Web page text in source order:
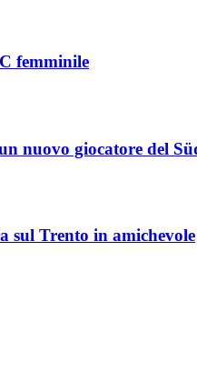
femminile
nuovo giocatore del
sul Trento in amichevole